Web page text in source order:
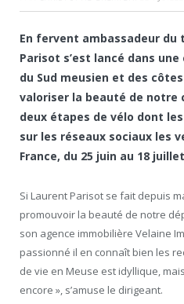
En fervent ambassadeur du
Parisot s’est lancé dans
du Sud meusien et des
valoriser la beauté de notre
deux étapes de vélo dont
sur les réseaux sociaux les
France, du 25 juin au 18
Si Laurent Parisot se fait depuis
promouvoir la beauté de notre
son agence immobilière Velaine
passionné il en connaît bien les
de vie en Meuse est idyllique,
encore », s’amuse le dirigeant.